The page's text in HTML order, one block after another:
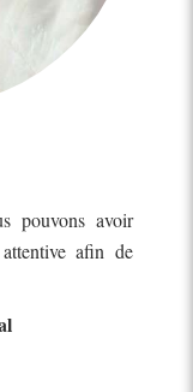
pouvons avoir
afin de